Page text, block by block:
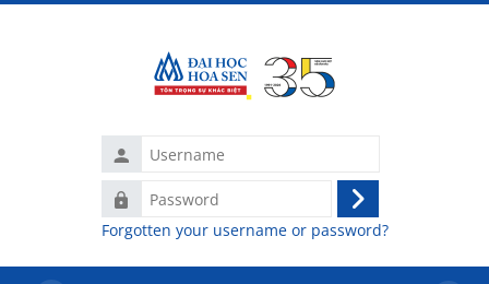
Username
Password
Log
in
Forgotten your username or password?